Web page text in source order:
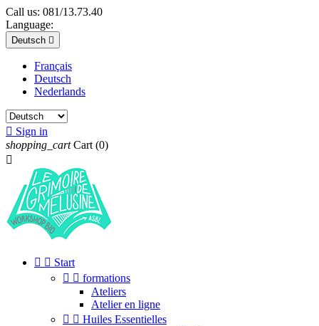
Call us: 081/13.73.40
Language:
Deutsch 
Français
Deutsch
Nederlands
 Sign in
shopping_cart Cart (0)

  Start
  formations
Ateliers
Atelier en ligne
  Huiles Essentielles